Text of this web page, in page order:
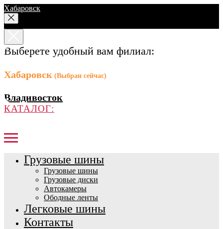
Хабаровск
Выберете удобный вам филиал:
Хабаровск (Выбран сейчас)
Владивосток
КАТАЛОГ:
Грузовые шины
Грузовые шины
Грузовые диски
Автокамеры
Ободные ленты
Легковые шины
Контакты